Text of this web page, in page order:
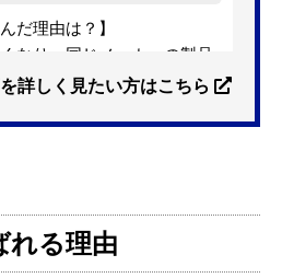
だ理由は？】
なり、同じメーカーの製品
だ、3口から2口のものへ変
よっては割高になるとのこ
販店よりかなり安い価格で
ました。
詳しく見たい方はこちら
れる理由